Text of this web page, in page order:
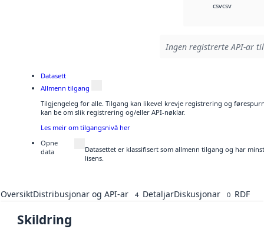
csvcsv
Ingen registrerte API-ar
Datasett
Allmenn tilgang
Tilgjengeleg for alle. Tilgang kan likevel krevje registrering og
kan be om slik registrering og/eller API-nøklar.
Les meir om tilgangsnivå her
Opne
data
Datasettet er klassifisert som allmenn tilgang og har
lisens.
OversiktDistribusjonar og API-ar 4 DetaljarDiskusjonar 0 RDF
Skildring